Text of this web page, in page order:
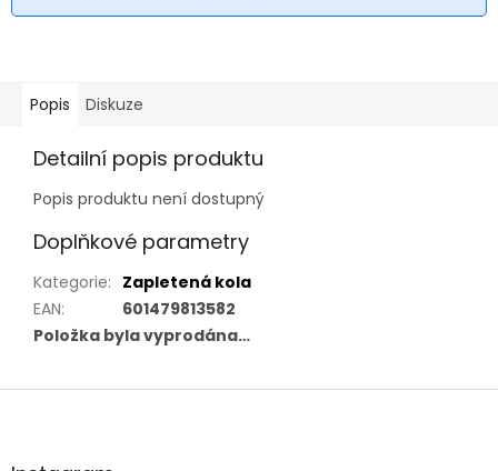
Popis Diskuze
Detailní popis produktu
Popis produktu není dostupný
Doplňkové parametry
Kategorie: Zapletená kola
EAN:
601479813582
Položka byla vyprodána…
Z